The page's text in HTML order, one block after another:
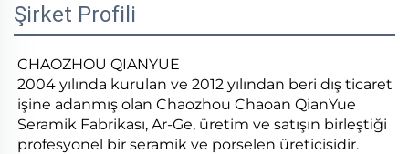
Şirket Profili
CHAOZHOU QIANYUE
2004 yılında kurulan ve 2012 yılından beri dış ticaret
işine adanmış olan Chaozhou Chaoan QianYue
Seramik Fabrikası, Ar-Ge, üretim ve satışın birleştiği
profesyonel bir seramik ve porselen üreticisidir.